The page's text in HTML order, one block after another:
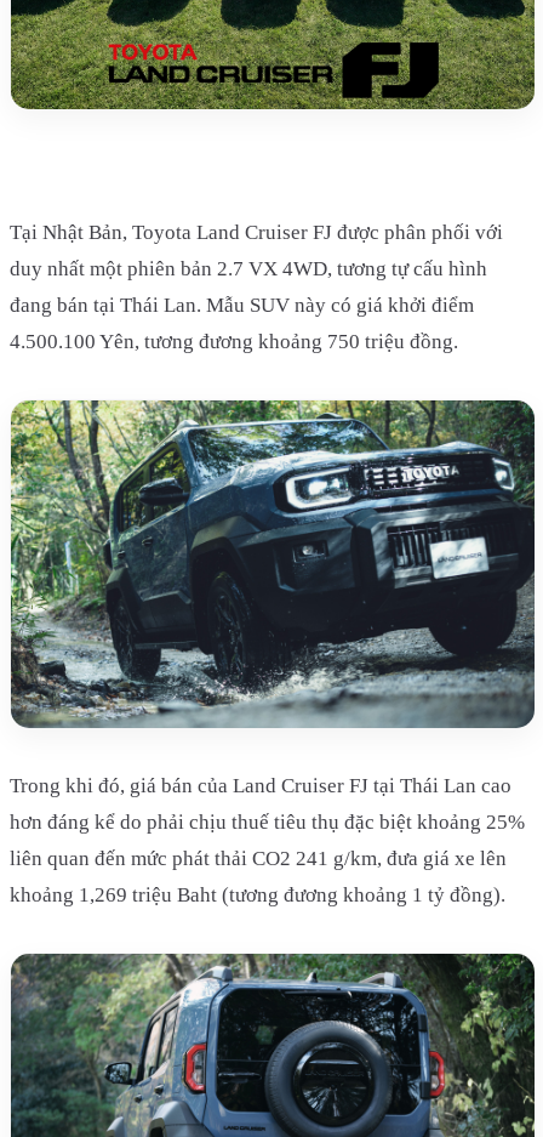
Tại Nhật Bản, Toyota Land Cruiser FJ được phân phối với
duy nhất một phiên bản 2.7 VX 4WD, tương tự cấu hình
đang bán tại Thái Lan. Mẫu SUV này có giá khởi điểm
4.500.100 Yên, tương đương khoảng 750 triệu đồng.
Trong khi đó, giá bán của Land Cruiser FJ tại Thái Lan cao
hơn đáng kể do phải chịu thuế tiêu thụ đặc biệt khoảng 25%
liên quan đến mức phát thải CO2 241 g/km, đưa giá xe lên
khoảng 1,269 triệu Baht (tương đương khoảng 1 tỷ đồng).